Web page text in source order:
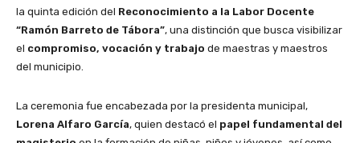
la quinta edición del Reconocimiento a la Labor Docente
“Ramón Barreto de Tábora”, una distinción que busca visibilizar
el compromiso, vocación y trabajo de maestras y maestros
del municipio.
La ceremonia fue encabezada por la presidenta municipal,
Lorena Alfaro García, quien destacó el papel fundamental del